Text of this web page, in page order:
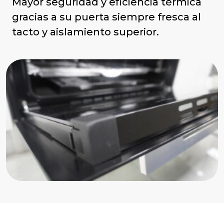
gracias a su puerta siempre fresca al
tacto y aislamiento superior.